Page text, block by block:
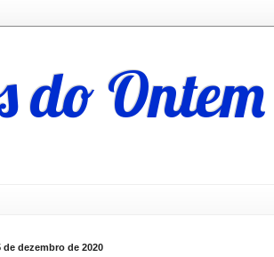
do Ontem
de dezembro de 2020